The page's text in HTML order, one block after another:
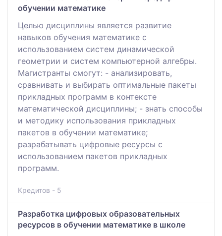
обучении математике
Целью дисциплины является развитие
навыков обучения математике с
использованием систем динамической
геометрии и систем компьютерной алгебры.
Магистранты смогут: - анализировать,
сравнивать и выбирать оптимальные пакеты
прикладных программ в контексте
математической дисциплины; - знать способы
и методику использования прикладных
пакетов в обучении математике;
разрабатывать цифровые ресурсы с
использованием пакетов прикладных
программ.
Кредитов - 5
Разработка цифровых образовательных
ресурсов в обучении математике в школе